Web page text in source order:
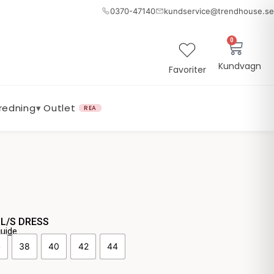
0370-47140 kundservice@trendhouse.se
Favoriter
0
Kundvagn
▾ Outlet REA
S DRESS
38 40 42 44